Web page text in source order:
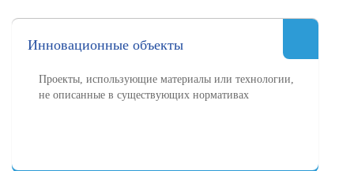
Инновационные объекты
Проекты, использующие материалы или технологии,
не описанные в существующих нормативах